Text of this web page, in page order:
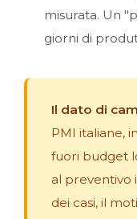
misurata. Un
giorni di
Il dato di
PMI italiane,
fuori budget
al preventivo
dei casi, il